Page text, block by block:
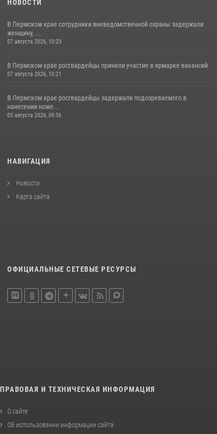
НОВОСТИ
В Пермском крае сотрудники вневедомственной охраны задержали
женщину, ...
07 августа 2026, 10:23
В Пермском крае росгвардейцы приняли участие в ярмарке вакансий
07 августа 2026, 10:21
В Пермском крае росгвардейцы задержали подозреваемого в
нанесении ноже...
05 августа 2026, 09:56
НАВИГАЦИЯ
Новости
Карта сайта
ОФИЦИАЛЬНЫЕ СЕТЕВЫЕ РЕСУРСЫ
ПРАВОВАЯ И ТЕХНИЧЕСКАЯ ИНФОРМАЦИЯ
О сайте
Об использовании информации сайта